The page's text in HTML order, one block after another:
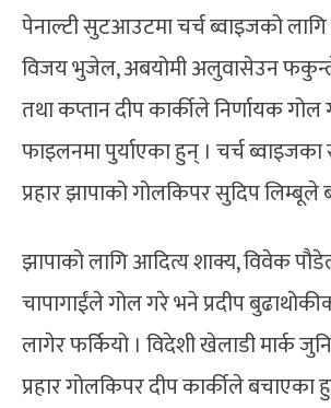
पेनाल्टी सुटआउटमा चर्च ब्वाइजको
विजय भुजेल, अबयोमी अलुवासेउन
तथा कप्तान दीप कार्कीले निर्णायक गोल
फाइलनमा पुर्याएका हुन् । चर्च
प्रहार झापाको गोलकिपर सुदिप लिम्बूले
झापाको लागि आदित्य शाक्य, विवेक
चापागाईंले गोल गरे भने प्रदीप
लागेर फर्कियो । विदेशी खेलाडी मार्क
प्रहार गोलकिपर दीप कार्कीले बचाएका